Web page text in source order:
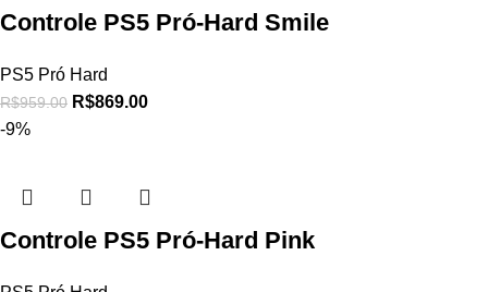
Controle PS5 Pró-Hard Smile
PS5 Pró Hard
R$959.00 R$869.00
-9%
Controle PS5 Pró-Hard Pink